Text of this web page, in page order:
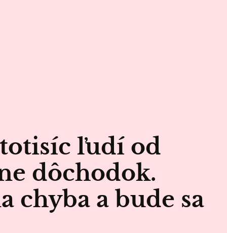
ľudí od
dôchodok.
chyba a bude sa